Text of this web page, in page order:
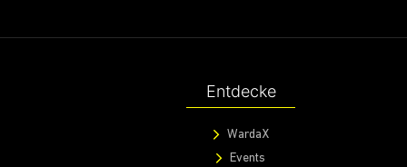
Entdecke
WardaX
Events